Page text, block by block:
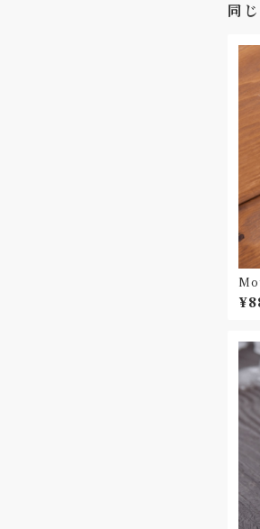
同
イ